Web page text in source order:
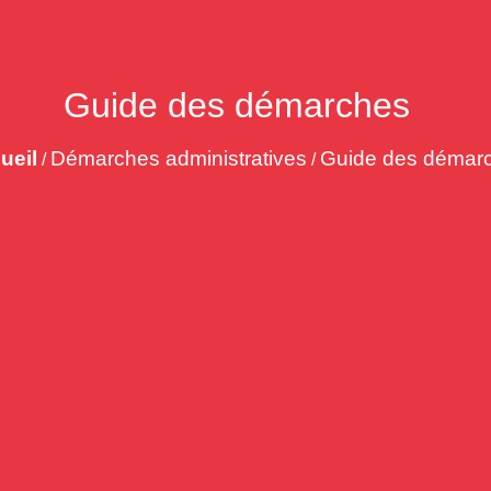
Guide des démarches
/ Démarches administratives / Guide des